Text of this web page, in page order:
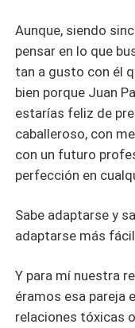
Aunque, siendo
pensar en lo que
tan a gusto con él
bien porque Juan
estarías feliz de
caballeroso, con
con un futuro
perfección en
Sabe adaptarse y
adaptarse más
Y para mí nuestra
éramos esa pareja
relaciones tóxicas